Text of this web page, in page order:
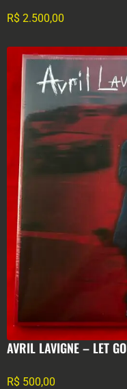
R$ 2.500,00
AVRIL LAVIGNE – LET GO
R$ 500,00